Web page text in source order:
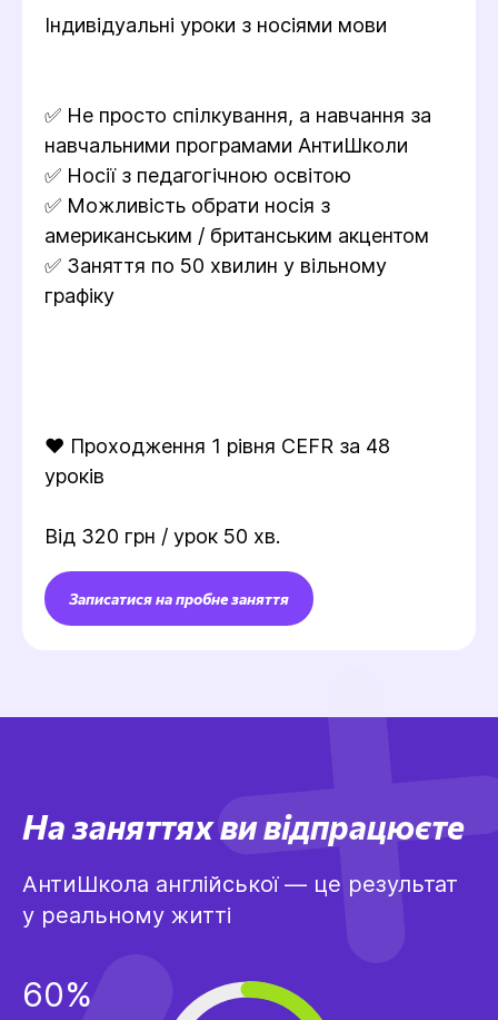
Індивідуальні уроки з носіями мови
✅ Не просто спілкування, а навчання за
навчальними програмами АнтиШколи
✅ Носії з педагогічною освітою
✅ Можливість обрати носія з
американським / британським акцентом
✅ Заняття по 50 хвилин у вільному
графіку
❤️ Проходження 1 рівня CEFR за 48
уроків
Від 320 грн / урок 50 хв.
Записатися на пробне заняття
На заняттях ви відпрацюєте
АнтиШкола англійської — це результат
у реальному житті
60%